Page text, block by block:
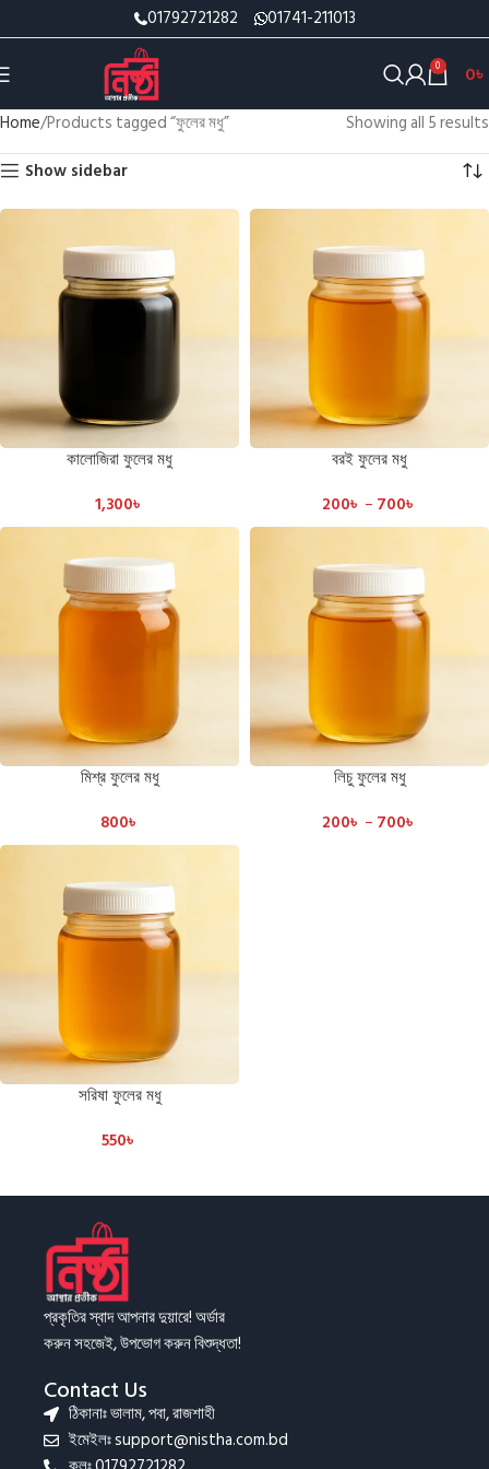
01792721282 01741-211013
0 0৳
Home Products tagged “ফুলের মধু”
Showing all 5 results
Show sidebar
কালোজিরা ফুলের মধু
1,300৳
বরই ফুলের মধু
200৳ – 700৳
মিশ্র ফুলের মধু
800৳
লিচু ফুলের মধু
200৳ – 700৳
সরিষা ফুলের মধু
550৳
প্রকৃতির স্বাদ আপনার দুয়ারে! অর্ডার
করুন সহজেই, উপভোগ করুন বিশুদ্ধতা!
Contact Us
ঠিকানাঃ ভালাম, পবা, রাজশাহী
ইমেইলঃ support@nistha.com.bd